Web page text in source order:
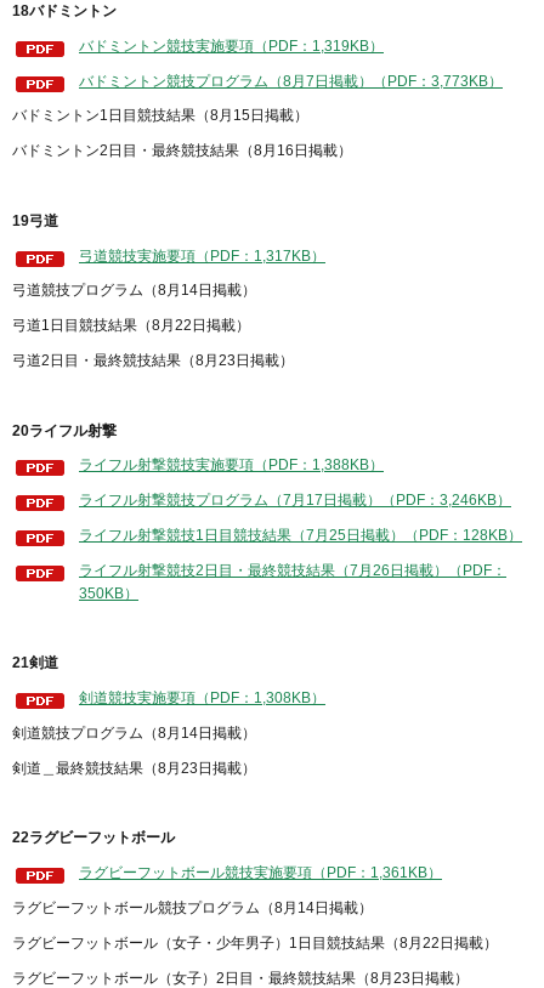
18バドミントン
バドミントン競技実施要項（PDF：1,319KB）
バドミントン競技プログラム（8月7日掲載）（PDF：3,773KB）
バドミントン1日目競技結果（8月15日掲載）
バドミントン2日目・最終競技結果（8月16日掲載）
19弓道
弓道競技実施要項（PDF：1,317KB）
弓道競技プログラム（8月14日掲載）
弓道1日目競技結果（8月22日掲載）
弓道2日目・最終競技結果（8月23日掲載）
20ライフル射撃
ライフル射撃競技実施要項（PDF：1,388KB）
ライフル射撃競技プログラム（7月17日掲載）（PDF：3,246KB）
ライフル射撃競技1日目競技結果（7月25日掲載）（PDF：128KB）
ライフル射撃競技2日目・最終競技結果（7月26日掲載）（PDF：
350KB）
21剣道
剣道競技実施要項（PDF：1,308KB）
剣道競技プログラム（8月14日掲載）
剣道＿最終競技結果（8月23日掲載）
22ラグビーフットボール
ラグビーフットボール競技実施要項（PDF：1,361KB）
ラグビーフットボール競技プログラム（8月14日掲載）
ラグビーフットボール（女子・少年男子）1日目競技結果（8月22日掲載）
ラグビーフットボール（女子）2日目・最終競技結果（8月23日掲載）